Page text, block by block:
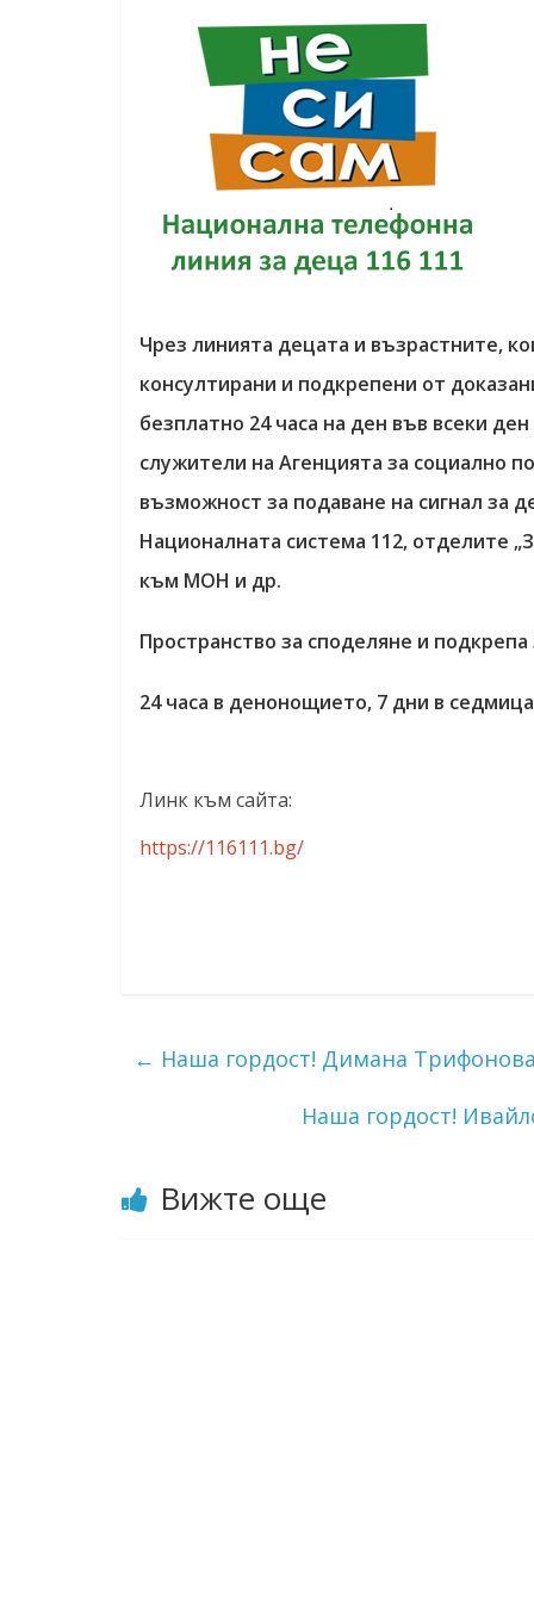
Чрез линията децата и възрастните,
консултирани и подкрепени от
безплатно 24 часа на ден във всеки
служители на Агенцията за социално
възможност за подаване на сигнал за
Националната система 112, отделите
към МОН и др.
Пространство за споделяне и
24 часа в денонощието, 7 дни в
Линк към сайта:
https://116111.bg/
← Наша гордост! Димана
Наша гордост!
Вижте още